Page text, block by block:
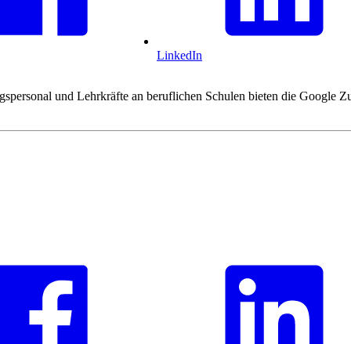
LinkedIn
und Lehrkräfte an beruflichen Schulen bieten die Google